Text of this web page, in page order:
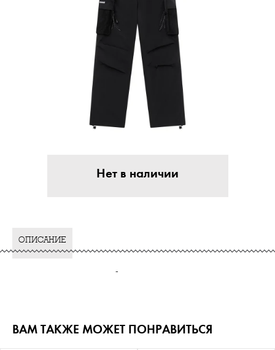
Нет в наличии
ОПИСАНИЕ
-
ВАМ ТАКЖЕ МОЖЕТ ПОНРАВИТЬСЯ